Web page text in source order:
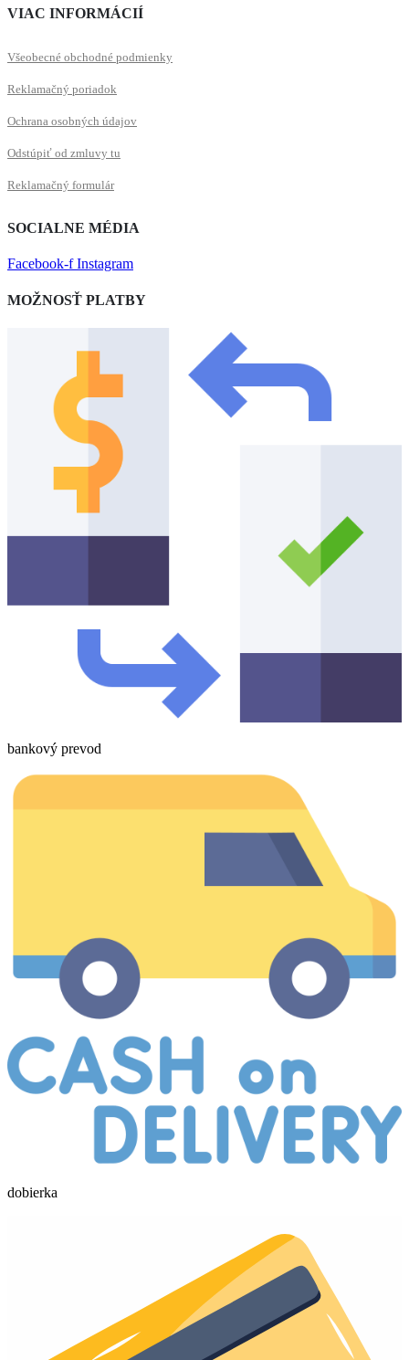
VIAC INFORMÁCIÍ
Všeobecné obchodné podmienky
Reklamačný poriadok
Ochrana osobných údajov
Odstúpiť od zmluvy tu
Reklamačný formulár
SOCIALNE MÉDIA
Facebook-f Instagram
MOŽNOSŤ PLATBY
bankový prevod
dobierka